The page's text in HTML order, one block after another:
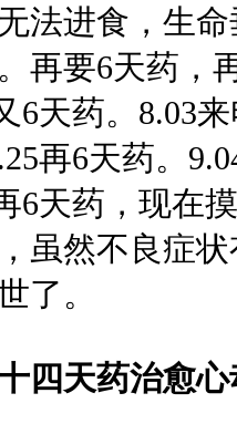
法进食 ，生
再要6天药，
6天药。8.03
再6天药。
6天药，现在
虽然不良症
了。
四天药治愈